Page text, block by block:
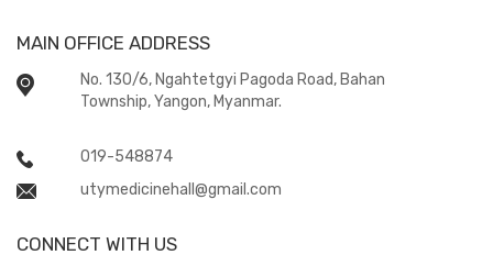
MAIN OFFICE ADDRESS
No. 130/6, Ngahtetgyi Pagoda Road, Bahan
Township, Yangon, Myanmar.
019-548874
utymedicinehall@gmail.com
CONNECT WITH US